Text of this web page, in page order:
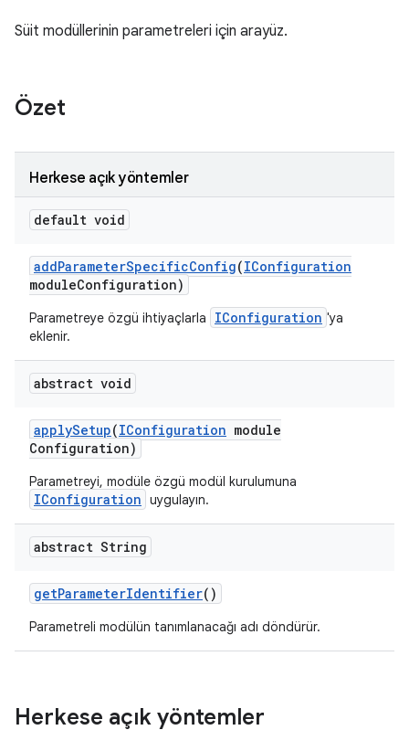
Süit modüllerinin parametreleri için arayüz.
Özet
Herkese açık yöntemler
default void
addParameterSpecificConfig(IConfiguration
moduleConfiguration)
Parametreye özgü ihtiyaçlarla IConfiguration 'ya
eklenir.
abstract void
applySetup(IConfiguration module
Configuration)
Parametreyi, modüle özgü modül kurulumuna
IConfiguration uygulayın.
abstract String
getParameterIdentifier()
Parametreli modülün tanımlanacağı adı döndürür.
Herkese açık yöntemler